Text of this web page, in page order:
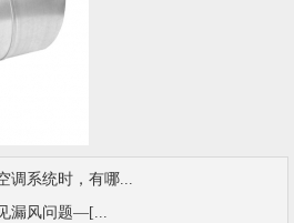
调系统时，有哪...
漏风问题—[...